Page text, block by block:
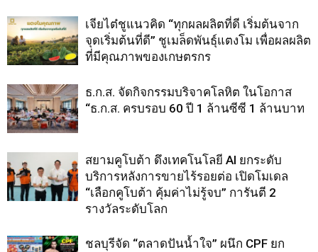
เจียไต๋ชูแนวคิด “ทุกผลผลิตที่ดี เริ่มต้นจาก
จุดเริ่มต้นที่ดี” ชูเมล็ดพันธุ์แตงโม เพื่อผลผลิต
ที่มีคุณภาพของเกษตรกร
ธ.ก.ส. จัดกิจกรรมบริจาคโลหิต ในโอกาส
“ธ.ก.ส. ครบรอบ 60 ปี 1 ล้านซีซี 1 ล้านบาท
สยามคูโบต้า ดึงเทคโนโลยี AI ยกระดับ
บริการหลังการขายไร้รอยต่อ เปิดโมเดล
“เลือกคูโบต้า คุ้มค่าไม่รู้จบ” การันตี 2
รางวัลระดับโลก
ชลบุรีจัด “ตลาดปันน้ำใจ” ผนึก CPF ยก